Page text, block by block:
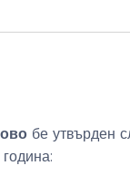
бе утвърден